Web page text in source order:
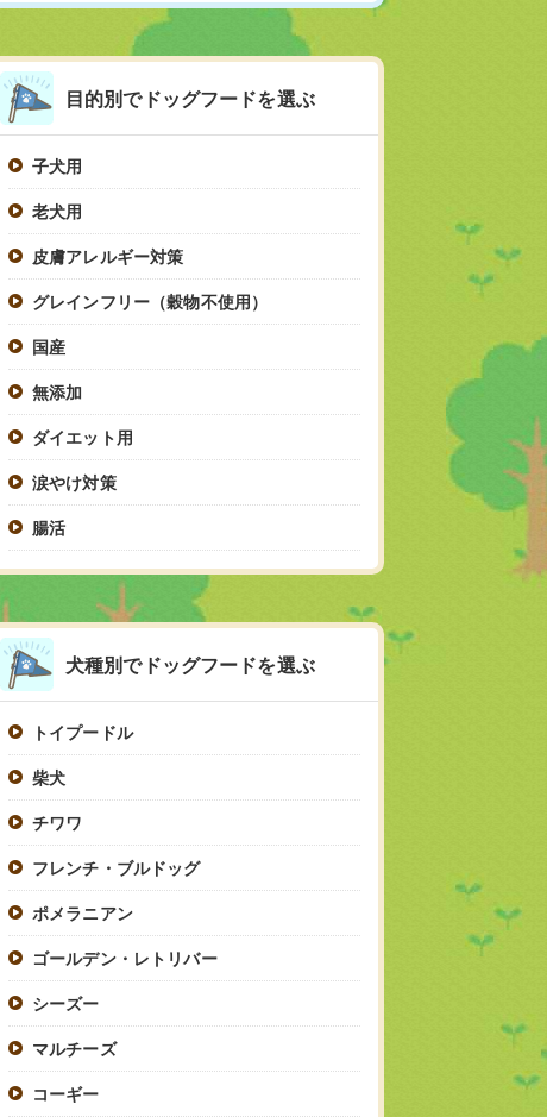
目的別でドッグフードを選ぶ
子犬用
老犬用
皮膚アレルギー対策
グレインフリー（穀物不使用）
国産
無添加
ダイエット用
涙やけ対策
腸活
犬種別でドッグフードを選ぶ
トイプードル
柴犬
チワワ
フレンチ・ブルドッグ
ポメラニアン
ゴールデン・レトリバー
シーズー
マルチーズ
コーギー